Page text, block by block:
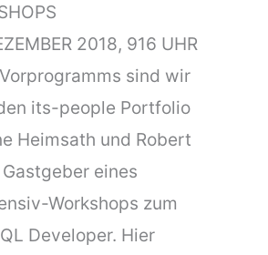
2018, 916 UHR
sind wir
its-people Portfolio
Heimsath und Robert
eines
Workshops zum
Developer. Hier